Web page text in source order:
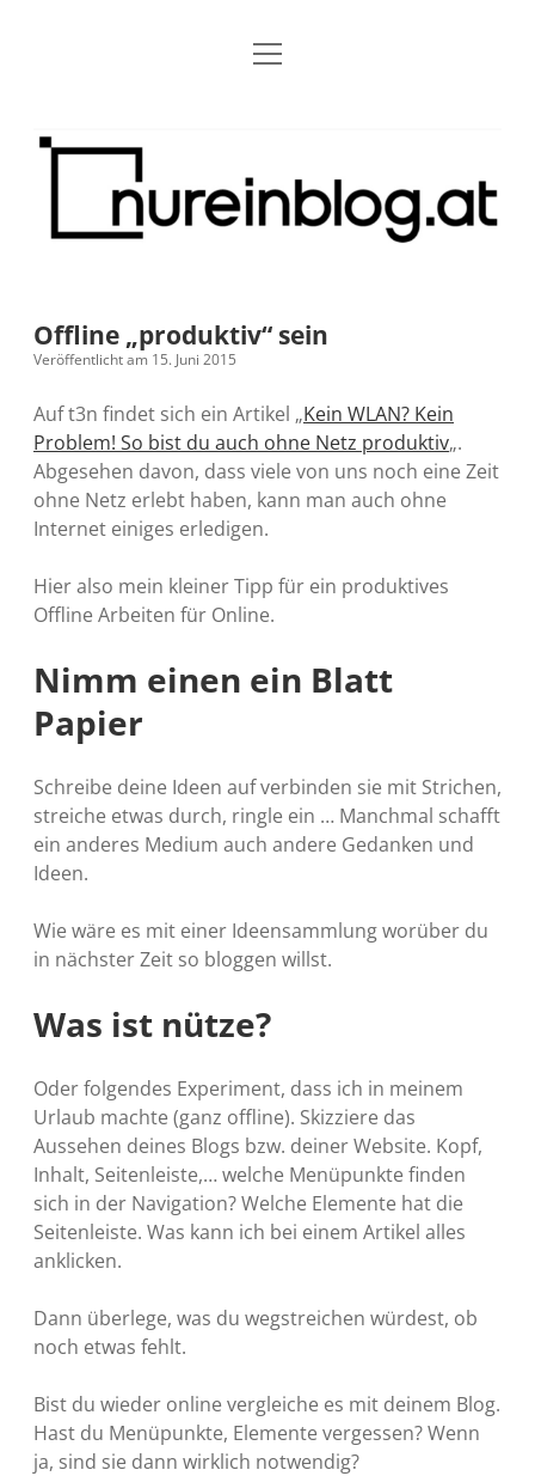
Blog
Archiv
Kontakt
Grundsätze Dropdown-
Kreativitätserklärung
Barrierefreiheit
Meine Fediverse Regeln
öffnen
barcamper.at – Die österreichische Barcamp Liste
Alleinr – Der Ruheraum im Web (externer Link)
S9y InfoCamp – Der Serendpity Podcast (externer
Link)
Impressum Dropdown-
Datenschutz
Microblog
rss email-
form
mastodon
Menü
Nur
Blog
Offline „produktiv“ sein
Veröffentlicht am 15. Juni 2015
Auf t3n findet sich ein Artikel „Kein WLAN? Kein
Problem! So bist du auch ohne Netz produktiv„.
Abgesehen davon, dass viele von uns noch eine Zeit
ohne Netz erlebt haben, kann man auch ohne
Internet einiges erledigen.
Hier also mein kleiner Tipp für ein produktives
Offline Arbeiten für Online.
Nimm einen ein Blatt
Papier
Schreibe deine Ideen auf verbinden sie mit Strichen,
streiche etwas durch, ringle ein … Manchmal schafft
ein anderes Medium auch andere Gedanken und
Ideen.
Wie wäre es mit einer Ideensammlung worüber du
in nächster Zeit so bloggen willst.
Was ist nütze?
Oder folgendes Experiment, dass ich in meinem
Urlaub machte (ganz offline). Skizziere das
Aussehen deines Blogs bzw. deiner Website. Kopf,
Inhalt, Seitenleiste,… welche Menüpunkte finden
sich in der Navigation? Welche Elemente hat die
Seitenleiste. Was kann ich bei einem Artikel alles
anklicken.
Dann überlege, was du wegstreichen würdest, ob
noch etwas fehlt.
Bist du wieder online vergleiche es mit deinem Blog.
Hast du Menüpunkte, Elemente vergessen? Wenn
ja, sind sie dann wirklich notwendig?